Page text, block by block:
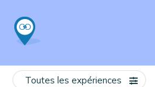
de fidélité
Toutes les expériences